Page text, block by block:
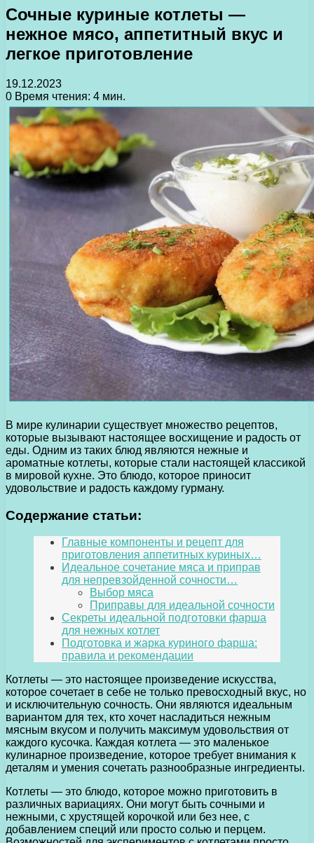
Сочные куриные котлеты —
нежное мясо, аппетитный вкус и
легкое приготовление
19.12.2023
0 Время чтения: 4 мин.
В мире кулинарии существует множество рецептов,
которые вызывают настоящее восхищение и радость от
еды. Одним из таких блюд являются нежные и
ароматные котлеты, которые стали настоящей классикой
в мировой кухне. Это блюдо, которое приносит
удовольствие и радость каждому гурману.
Содержание статьи:
Главные компоненты и рецепт для
приготовления аппетитных куриных…
Идеальное сочетание мяса и приправ
для непревзойденной сочности…
Выбор мяса
Приправы для идеальной сочности
Секреты идеальной подготовки фарша
для нежных котлет
Подготовка и жарка куриного фарша:
правила и рекомендации
Котлеты — это настоящее произведение искусства,
которое сочетает в себе не только превосходный вкус, но
и исключительную сочность. Они являются идеальным
вариантом для тех, кто хочет насладиться нежным
мясным вкусом и получить максимум удовольствия от
каждого кусочка. Каждая котлета — это маленькое
кулинарное произведение, которое требует внимания к
деталям и умения сочетать разнообразные ингредиенты.
Котлеты — это блюдо, которое можно приготовить в
различных вариациях. Они могут быть сочными и
нежными, с хрустящей корочкой или без нее, с
добавлением специй или просто солью и перцем.